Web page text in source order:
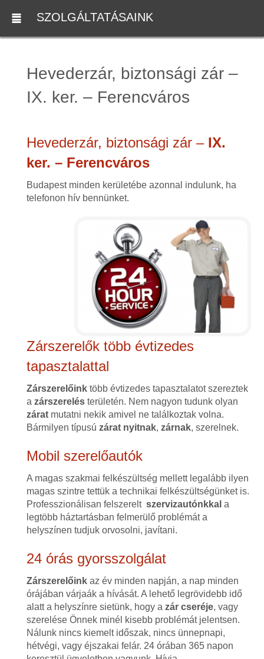
SZOLGÁLTATÁSAINK
Hevederzár, biztonsági zár –
IX. ker. – Ferencváros
Hevederzár, biztonsági zár – IX.
ker. – Ferencváros
Budapest minden kerületébe azonnal indulunk, ha
telefonon hív bennünket.
Zárszerelők több évtizedes
tapasztalattal
Zárszerelőinktöbb évtizedes tapasztalatot szereztek
a zárszerelésterületén. Nem nagyon tudunk olyan
záratmutatni nekik amivel ne találkoztak volna.
Bármilyen típusú zárat nyitnak, zárnak, szerelnek.
Mobil szerelőautók
A magas szakmai felkészültség mellett legalább ilyen
magas szintre tettük a technikai felkészültségünket is.
Professzionálisan felszerelt szervizautónkkal a
legtöbb háztartásban felmerülő problémát a
helyszínen tudjuk orvosolni, javítani.
24 órás gyorsszolgálat
Zárszerelőinkaz év minden napján, a nap minden
órájában várjaák a hívását. A lehető legrövidebb idő
alatt a helyszínre sietünk, hogy a zár cseréje, vagy
szerelése Önnek minél kisebb problémát jelentsen.
Nálunk nincs kiemelt időszak, nincs ünnepnapi,
hétvégi, vagy éjszakai felár. 24 órában 365 napon